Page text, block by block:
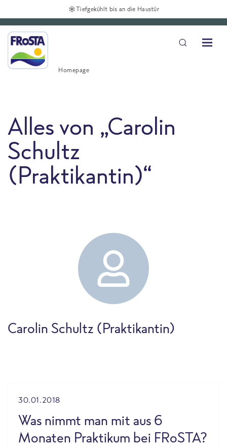
Tiefgekühlt bis an die Haustür
Homepage
Alles von „Carolin
Schultz
(Praktikantin)“
Carolin Schultz (Praktikantin)
30.01.2018
Was nimmt man mit aus 6
Monaten Praktikum bei FRoSTA?